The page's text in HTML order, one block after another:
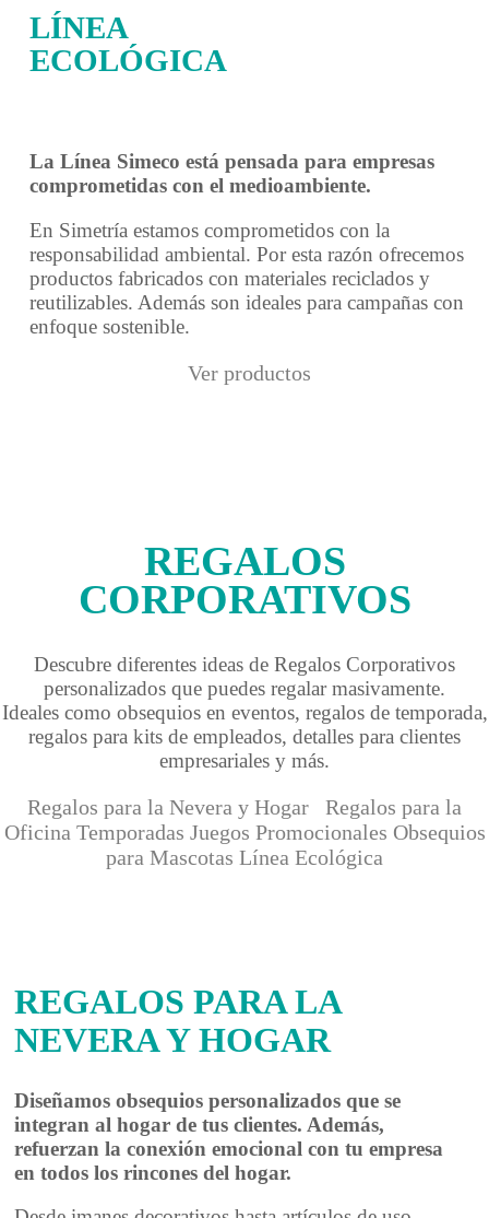
LÍNEA
ECOLÓGICA
La Línea Simeco está pensada para empresas
comprometidas con el medioambiente.
En Simetría estamos comprometidos con la
responsabilidad ambiental. Por esta razón ofrecemos
productos fabricados con materiales reciclados y
reutilizables. Además son ideales para campañas con
enfoque sostenible.
Ver productos
REGALOS
CORPORATIVOS
Descubre diferentes ideas de Regalos Corporativos
personalizados que puedes regalar masivamente.
Ideales como obsequios en eventos, regalos de temporada,
regalos para kits de empleados, detalles para clientes
empresariales y más.
Regalos para la Nevera y Hogar
Regalos para la
Oficina Temporadas Juegos Promocionales Obsequios
para Mascotas Línea Ecológica
REGALOS PARA LA
NEVERA Y HOGAR
Diseñamos obsequios personalizados que se
integran al hogar de tus clientes. Además,
refuerzan la conexión emocional con tu empresa
en todos los rincones del hogar.